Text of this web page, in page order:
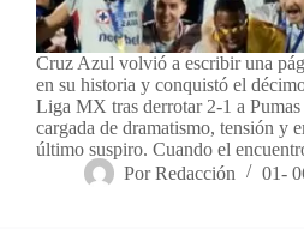
Cruz Azul volvió a escribir una
en su historia y conquistó el
Liga MX tras derrotar 2-1 a
cargada de dramatismo, tensión y
último suspiro. Cuando el
Por Redacción 01-